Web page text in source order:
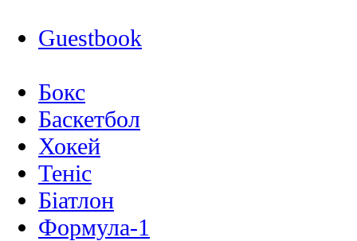
Guestbook
Бокс
Баскетбол
Хокей
Теніс
Біатлон
Формула-1